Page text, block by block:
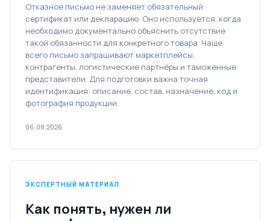
Отказное письмо не заменяет обязательный
сертификат или декларацию. Оно используется, когда
необходимо документально объяснить отсутствие
такой обязанности для конкретного товара. Чаще
всего письмо запрашивают маркетплейсы,
контрагенты, логистические партнёры и таможенные
представители. Для подготовки важна точная
идентификация: описание, состав, назначение, код и
фотография продукции.
06.08.2026
ЭКСПЕРТНЫЙ МАТЕРИАЛ
Как понять, нужен ли